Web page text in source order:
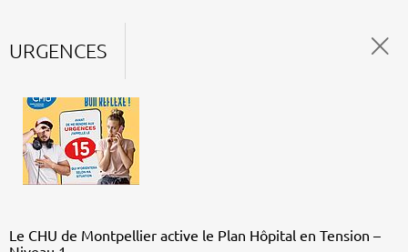
URGENCES
Le CHU de Montpellier active le Plan Hôpital en Tension –